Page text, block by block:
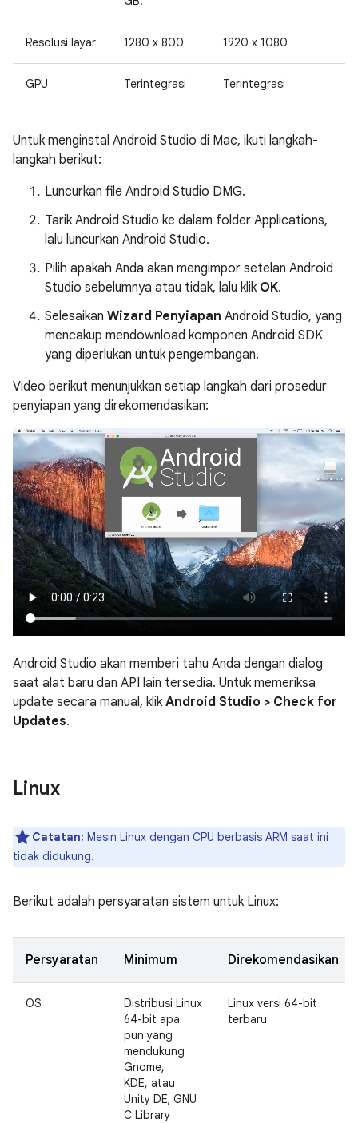
Resolusi layar 1280 x 800 1920 x 1080
GPU Terintegrasi Terintegrasi
Untuk menginstal Android Studio di Mac, ikuti langkah-
langkah berikut:
Luncurkan file Android Studio DMG.
Tarik Android Studio ke dalam folder Applications,
lalu luncurkan Android Studio.
Pilih apakah Anda akan mengimpor setelan Android
Studio sebelumnya atau tidak, lalu klik OK.
Selesaikan Wizard Penyiapan Android Studio, yang
mencakup mendownload komponen Android SDK
yang diperlukan untuk pengembangan.
Video berikut menunjukkan setiap langkah dari prosedur
penyiapan yang direkomendasikan:
Android Studio akan memberi tahu Anda dengan dialog
saat alat baru dan API lain tersedia. Untuk memeriksa
update secara manual, klik Android Studio > Check for
Updates.
Linux
Catatan: Mesin Linux dengan CPU berbasis ARM saat ini
tidak didukung.
Berikut adalah persyaratan sistem untuk Linux:
Persyaratan Minimum Direkomendasikan
OS
Distribusi Linux
64-bit apa
pun yang
mendukung
Gnome,
KDE, atau
Unity DE; GNU
C Library
Linux versi 64-bit
terbaru